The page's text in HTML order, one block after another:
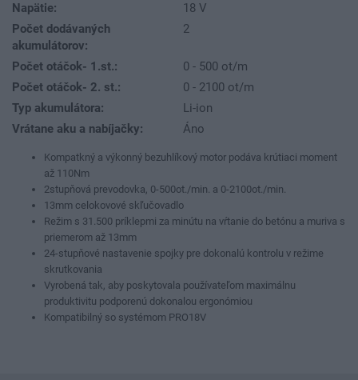
Napätie:
18 V
Počet dodávaných
akumulátorov:
2
Počet otáčok- 1.st.:
0 - 500 ot/m
Počet otáčok- 2. st.:
0 - 2100 ot/m
Typ akumulátora:
Li-ion
Vrátane aku a nabíjačky:
Áno
Kompatkný a výkonný bezuhlíkový motor podáva krútiaci moment
až 110Nm
2stupňová prevodovka, 0-500ot./min. a 0-2100ot./min.
13mm celokovové skľučovadlo
Režim s 31.500 príklepmi za minútu na vŕtanie do betónu a muriva s
priemerom až 13mm
24-stupňové nastavenie spojky pre dokonalú kontrolu v režime
skrutkovania
Vyrobená tak, aby poskytovala používateľom maximálnu
produktivitu podporenú dokonalou ergonómiou
Kompatibilný so systémom PRO18V